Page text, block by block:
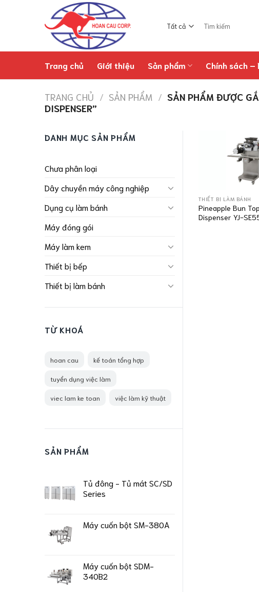
kiếm:
Trang chủ Giới thiệu Sản phẩm Chính sách –
TRANG CHỦ / SẢN PHẨM / SẢN PHẨM ĐƯỢC
DISPENSER”
DANH MỤC SẢN PHẨM
Chưa phân loại
Dây chuyền máy công nghiệp
Dụng cụ làm bánh
Máy đóng gói
Máy làm kem
Thiết bị bếp
Thiết bị làm bánh
TỪ KHOÁ
hoan cau kế toán tổng hợp
tuyển dụng việc làm
viec lam ke toan việc làm kỹ thuật
SẢN PHẨM
Tủ đông - Tủ mát SC/SD
Series
Máy cuốn bột SM-380A
Máy cuốn bột SDM-
340B2
THIẾT BỊ LÀM BÁNH
Pineapple Bun
Dispenser YJ-